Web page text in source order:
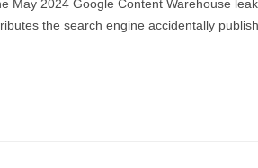
May 2024 Google Content Warehouse
the search engine accidentally